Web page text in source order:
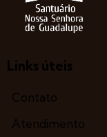
Links úteis
Contato
Atendimento